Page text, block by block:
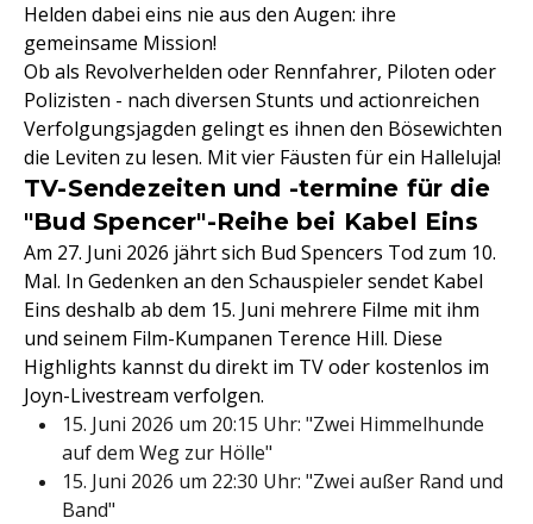
Helden dabei eins nie aus den Augen: ihre
gemeinsame Mission!
Ob als Revolverhelden oder Rennfahrer, Piloten oder
Polizisten - nach diversen Stunts und actionreichen
Verfolgungsjagden gelingt es ihnen den Bösewichten
die Leviten zu lesen. Mit vier Fäusten für ein Halleluja!
TV-Sendezeiten und -termine für die
"Bud Spencer"-Reihe bei Kabel Eins
Am 27. Juni 2026 jährt sich Bud Spencers Tod zum 10.
Mal. In Gedenken an den Schauspieler sendet Kabel
Eins deshalb ab dem 15. Juni mehrere Filme mit ihm
und seinem Film-Kumpanen Terence Hill. Diese
Highlights kannst du direkt im TV oder kostenlos im
Joyn-Livestream verfolgen.
15. Juni 2026 um 20:15 Uhr: "Zwei Himmelhunde
auf dem Weg zur Hölle"
15. Juni 2026 um 22:30 Uhr: "Zwei außer Rand und
Band"